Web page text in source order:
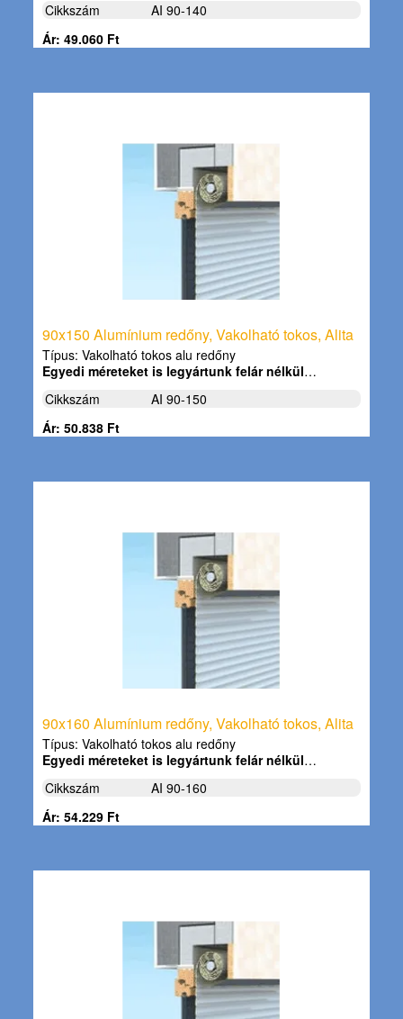
Cikkszám
AI 90-140
Ár: 49.060 Ft
90x150 Alumínium redőny, Vakolható tokos, Alita
Típus: Vakolható tokos alu redőny
Egyedi méreteket is legyártunk felár nélkül…
Cikkszám
AI 90-150
Ár: 50.838 Ft
90x160 Alumínium redőny, Vakolható tokos, Alita
Típus: Vakolható tokos alu redőny
Egyedi méreteket is legyártunk felár nélkül…
Cikkszám
AI 90-160
Ár: 54.229 Ft